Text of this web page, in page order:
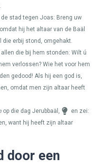
stad tegen Joas: Breng uw
hij het altaar van de Baäl
die erbij stond, omgehakt.
die bij hem stonden: Wilt ú
verlossen? Wie het voor hem
gedood! Als hij een god is,
omdat men zijn altaar heeft
op die dag Jerubbaäl,
en zei:
want hij heeft zijn altaar
door een